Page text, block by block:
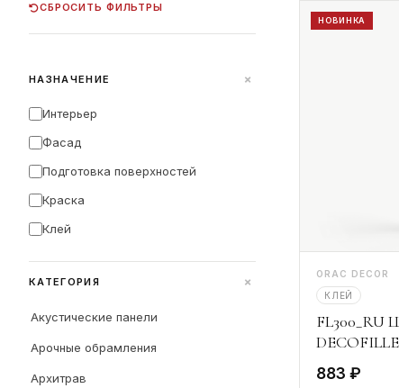
СБРОСИТЬ ФИЛЬТРЫ
НАЗНАЧЕНИЕ +
Интерьер
Фасад
Подготовка поверхностей
Краска
Клей
КАТЕГОРИЯ +
Акустические панели
Арочные обрамления
Архитрав
НОВИНКА
ORAC DECOR
КЛЕЙ
FL300_RU
883 ₽